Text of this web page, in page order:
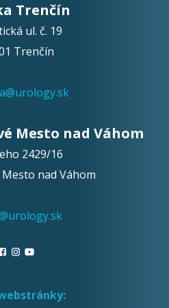
Trenčín
ul. č. 19
Trenčín
Mesto nad Váhom
2429/16
nad Váhom